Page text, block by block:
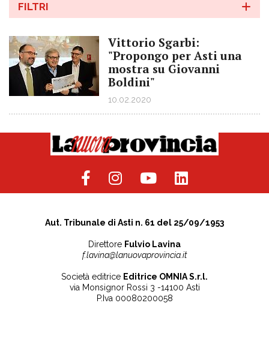
FILTRI
Vittorio Sgarbi:
"Propongo per Asti una
mostra su Giovanni
Boldini"
10.02.2020
Aut. Tribunale di Asti n. 61 del 25/09/1953
Direttore Fulvio Lavina
f.lavina@lanuovaprovincia.it
Società editrice Editrice OMNIA S.r.l.
via Monsignor Rossi 3 -14100 Asti
P.Iva 00080200058